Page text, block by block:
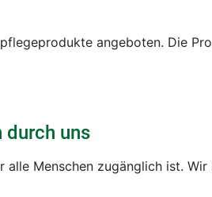
angeboten. Die
durch uns
Menschen zugänglich ist.